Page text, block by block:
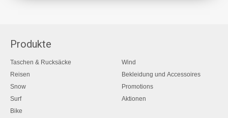
Produkte
Taschen & Rucksäcke
Reisen
Snow
Surf
Bike
Wind
Bekleidung und Accessoires
Promotions
Aktionen